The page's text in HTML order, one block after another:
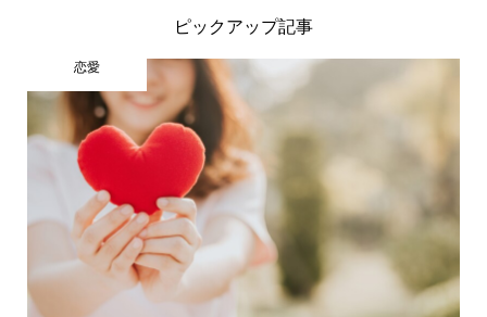
ピックアップ記事
恋愛